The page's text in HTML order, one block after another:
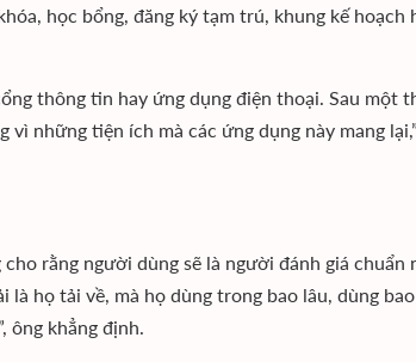
học bổng, đăng ký tạm trú, khung kế hoạch
thông tin hay ứng dụng điện thoại. Sau một
những tiện ích mà các ứng dụng này mang
rằng người dùng sẽ là người đánh giá chuẩn
họ tải về, mà họ dùng trong bao lâu, dùng
ông khẳng định.